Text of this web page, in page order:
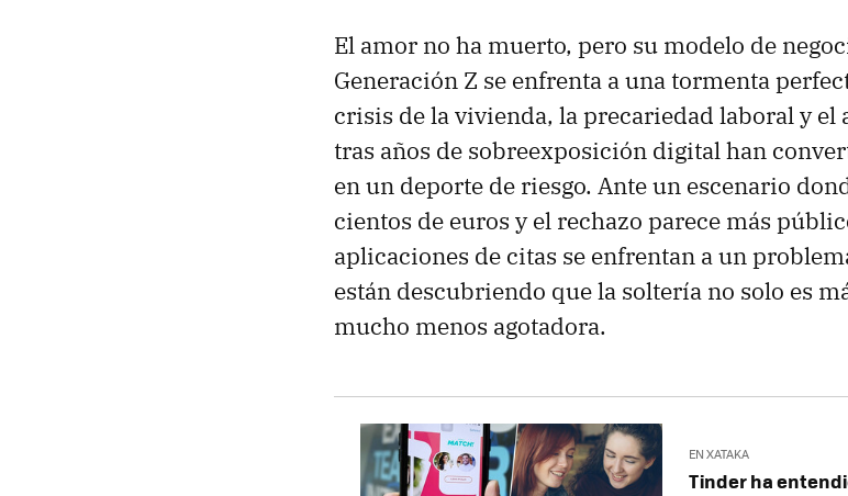
El amor no ha muerto, pero su modelo de
Generación Z se enfrenta a una tormenta
crisis de la vivienda, la precariedad laboral y el
tras años de sobreexposición digital han
en un deporte de riesgo. Ante un escenario
cientos de euros y el rechazo parece más
aplicaciones de citas se enfrentan a un
están descubriendo que la soltería no solo es
mucho menos agotadora.
EN XATAKA
Tinder ha